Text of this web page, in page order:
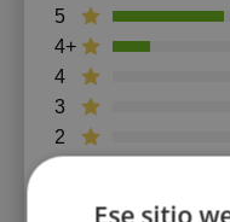
2
3
4
4+
5
Ese sitio